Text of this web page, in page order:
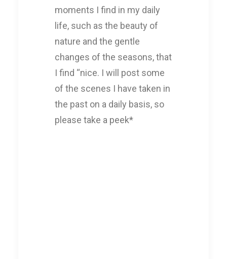
moments I find in my daily
life, such as the beauty of
nature and the gentle
changes of the seasons, that
I find “nice. I will post some
of the scenes I have taken in
the past on a daily basis, so
please take a peek*